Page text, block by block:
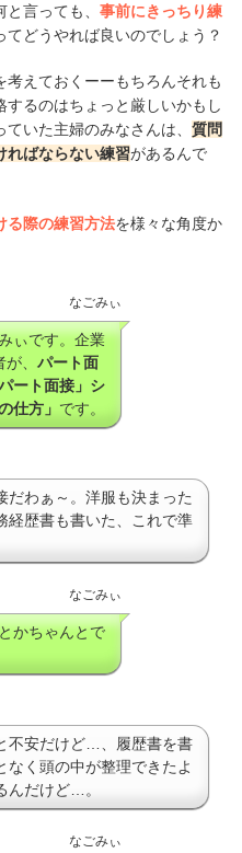
言っても、 事前にきっちり練
てどうやれば良いのでしょう？
えておくーーもちろんそれも
るのはちょっと厳しいかもし
いた主婦のみなさんは、 質問
ればならない練習があるんで
る際の練習方法を様々な角度か
なごみぃ
ぃです。企業
、 パート面
ート面接」シ
仕方」 です。
だわぁ～。洋服も決まった
経歴書も書いた、これで準
なごみぃ
かちゃんとで
不安だけど…、履歴書を書
なく頭の中が整理できたよ
んだけど…。
なごみぃ